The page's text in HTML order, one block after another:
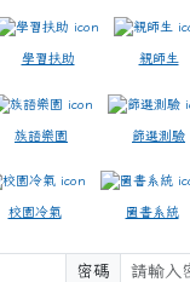
學習扶助 親師生
族語樂園 篩選測驗
校園冷氣 圖書系統
密碼